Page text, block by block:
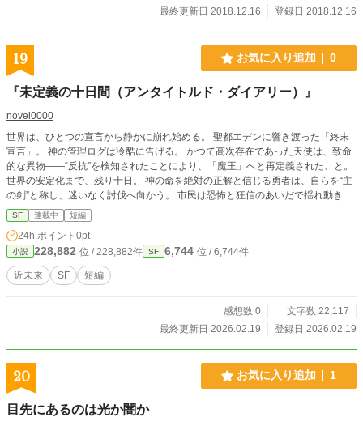
最終更新日 2018.12.16
登録日 2018.12.16
19 お気に入り追加 0
『未定義の十日間（アンタイトルド・ダイアリー）』
novel0000
世界は、ひとつの宣言から静かに崩れ始める。 聖都エデンに響き渡った「終末
宣言」。 神の管理ログは冷酷に告げる。 かつて高次存在であった天使は、致命
的な異物――“反抗”を検知されたことにより、「魔王」へと再定義された、と。
世界の安定化まで、残り十日。 神の命を絶対の正解と信じる勇者は、自らを“主
の剣”と称し、迷いなく討伐へ向かう。 市民は恐怖と狂信のあいだで揺れ動き、
敵の名を叫ぶことで安心を得る。 だが、魔王となった元天使は日誌を記す。 そ
れは破壊の記録ではない。 世界が「正解」に収束していく過程を観測するため
の記録だ。 涙をノイズと断じる神。 救済を処理と呼ぶ勇者。 愛が一瞬で憎悪へ
と変換される都市。 この物語は、善悪の戦いではない。 定義と未定義の衝突。
秩序と自由の対峙。 そして、「正しさ」という名の鎖に抗う者の静かな反逆で
ある。 十日後、世界は救われるのか。 それとも、書き換えられるのか。 神のロ
SF 連載中 短編
24h.ポイント 0pt
小説 228,882 位 / 228,882件 SF 6,744 位 / 6,744件
近未来 SF 短編
感想数 0
文字数 22,117
最終更新日 2026.02.19
登録日 2026.02.19
20 お気に入り追加 1
目先にあるのは光か闇か